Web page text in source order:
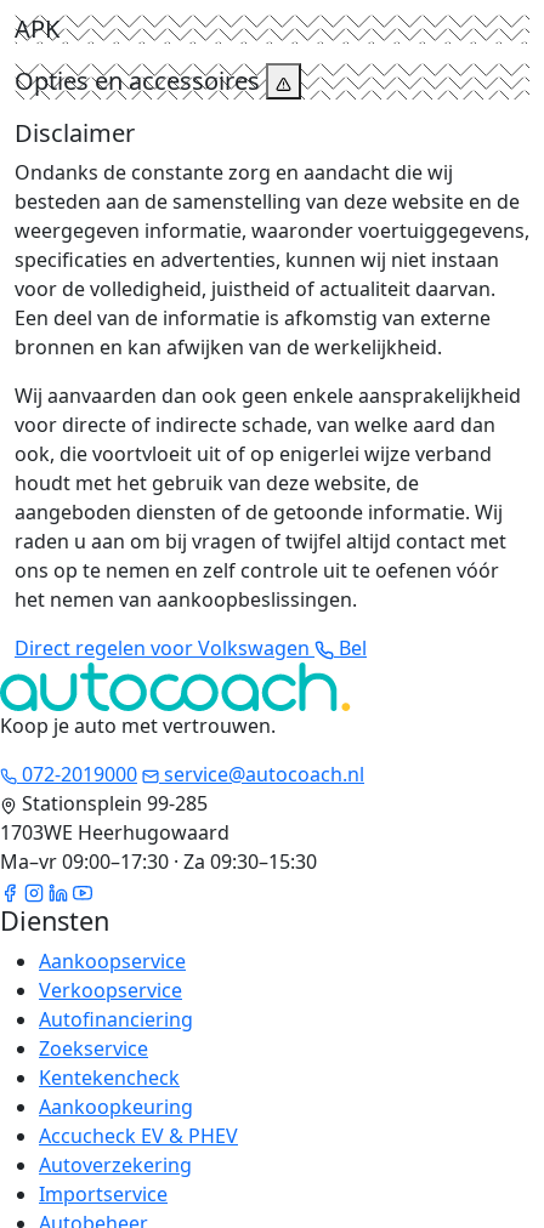
APK
Opties en accessoires
Disclaimer
Ondanks de constante zorg en aandacht die wij
besteden aan de samenstelling van deze website en de
weergegeven informatie, waaronder voertuiggegevens,
specificaties en advertenties, kunnen wij niet instaan
voor de volledigheid, juistheid of actualiteit daarvan.
Een deel van de informatie is afkomstig van externe
bronnen en kan afwijken van de werkelijkheid.
Wij aanvaarden dan ook geen enkele aansprakelijkheid
voor directe of indirecte schade, van welke aard dan
ook, die voortvloeit uit of op enigerlei wijze verband
houdt met het gebruik van deze website, de
aangeboden diensten of de getoonde informatie. Wij
raden u aan om bij vragen of twijfel altijd contact met
ons op te nemen en zelf controle uit te oefenen vóór
het nemen van aankoopbeslissingen.
Direct regelen voor Volkswagen
Bel
Koop je auto met vertrouwen.
072-2019000
service@autocoach.nl
Stationsplein 99-285
1703WE Heerhugowaard
Ma–vr 09:00–17:30 · Za 09:30–15:30
Diensten
Aankoopservice
Verkoopservice
Autofinanciering
Zoekservice
Kentekencheck
Aankoopkeuring
Accucheck EV & PHEV
Autoverzekering
Importservice